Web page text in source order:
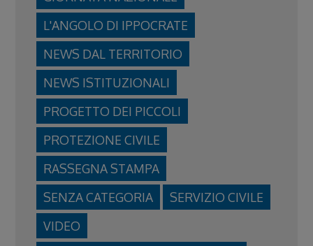
L'ANGOLO DI IPPOCRATE
NEWS DAL TERRITORIO
NEWS ISTITUZIONALI
PROGETTO DEI PICCOLI
PROTEZIONE CIVILE
RASSEGNA STAMPA
SENZA CATEGORIA
SERVIZIO CIVILE
VIDEO